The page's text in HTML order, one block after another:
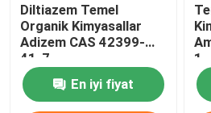
Diltiazem Temel
Organik Kimyasallar
Adizem CAS 42399-
41-7
En iyi fiyat
1